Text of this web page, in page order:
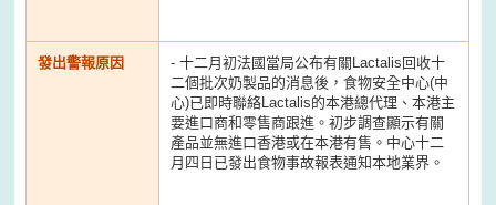
發出警報原因
- 十二月初法國當局公布有關Lactalis回收十
二個批次奶製品的消息後，食物安全中心(中
心)已即時聯絡Lactalis的本港總代理、本港主
要進口商和零售商跟進。初步調查顯示有關
產品並無進口香港或在本港有售。中心十二
月四日已發出食物事故報表通知本地業界。